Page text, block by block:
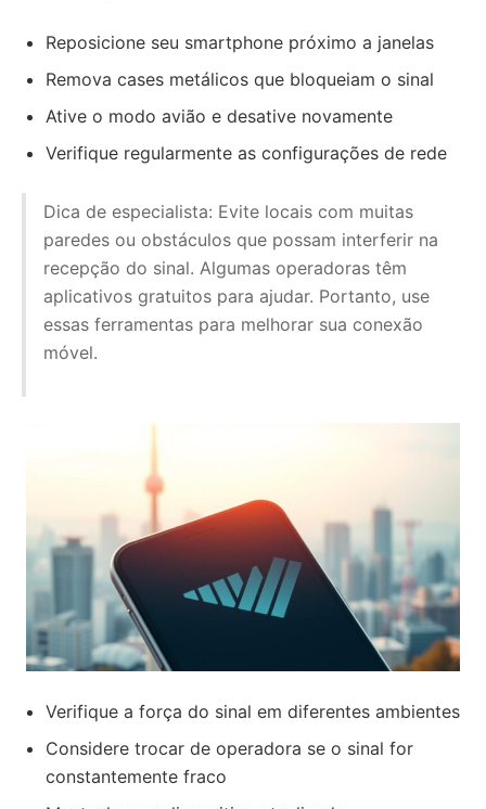
Reposicione seu smartphone próximo a janelas
Remova cases metálicos que bloqueiam o sinal
Ative o modo avião e desative novamente
Verifique regularmente as configurações de rede
Dica de especialista: Evite locais com muitas
paredes ou obstáculos que possam interferir na
recepção do sinal. Algumas operadoras têm
aplicativos gratuitos para ajudar. Portanto, use
essas ferramentas para melhorar sua conexão
móvel.
Verifique a força do sinal em diferentes ambientes
Considere trocar de operadora se o sinal for
constantemente fraco